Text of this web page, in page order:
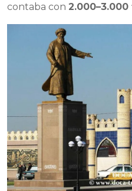
contaba con